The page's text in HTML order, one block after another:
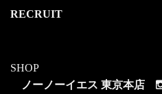
RECRUIT
SHOP
ノーノーイエス 東京本店